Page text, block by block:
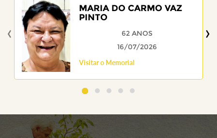
MARIA DO CARMO VAZ
PINTO
62 ANOS
16/07/2026
Visitar o Memorial
‹ ›